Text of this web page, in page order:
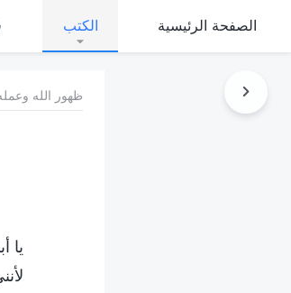
الصفحة الرئيسية الكتب
ظهور الله
يا